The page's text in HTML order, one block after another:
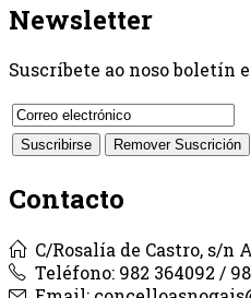
Newsletter
Suscríbete ao noso boletín
Contacto
C/Rosalía de Castro, s/n
Teléfono: 982 364092 /